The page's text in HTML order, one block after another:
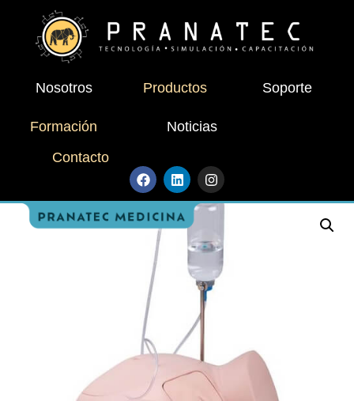
Nosotros Productos Soporte
Formación
Noticias
Contacto